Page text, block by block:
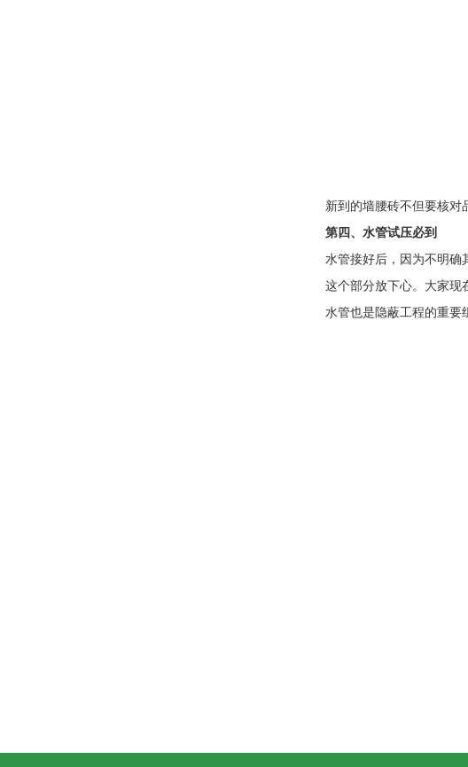
新到的墙腰砖不但要核对
第四、水管试压必到
水管接好后，因为不明确
这个部分放下心。大家现
水管也是隐蔽工程的重要